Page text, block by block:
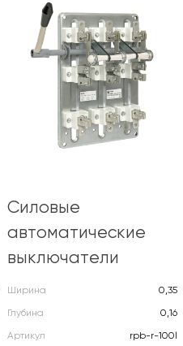
Силовые
автоматические
выключатели
Ширина
0,35
Глубина
0,16
Артикул
rpb-r-100l